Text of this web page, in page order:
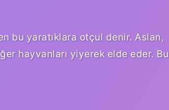
bu yaratıklara otçul denir. Aslan,
hayvanları yiyerek elde eder. Bu